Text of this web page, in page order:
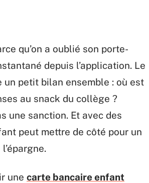
qu’on a oublié son porte-
depuis l’application. Le
petit bilan ensemble : où est
au snack du collège ?
une sanction. Et avec des
peut mettre de côté pour un
une carte bancaire enfant